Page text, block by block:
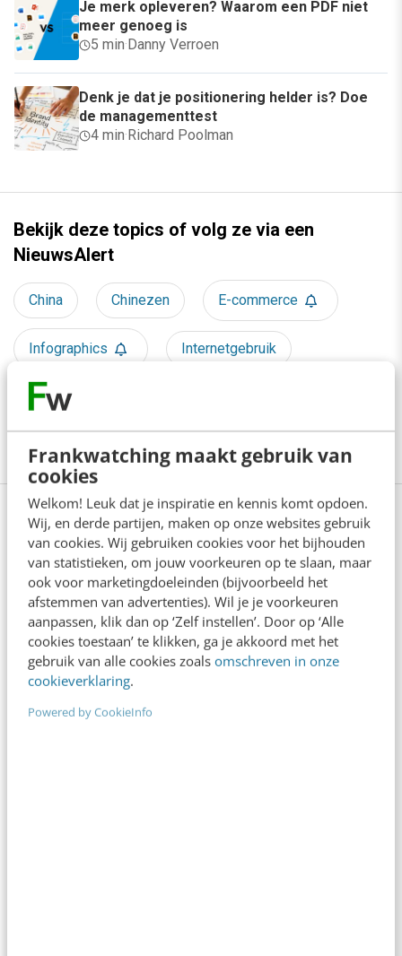
Frankwatching maakt gebruik van
cookies
Welkom! Leuk dat je inspiratie en kennis komt opdoen.
Wij, en derde partijen, maken op onze websites gebruik
van cookies. Wij gebruiken cookies voor het bijhouden
van statistieken, om jouw voorkeuren op te slaan, maar
ook voor marketingdoeleinden (bijvoorbeeld het
afstemmen van advertenties). Wil je je voorkeuren
aanpassen, klik dan op ‘Zelf instellen’. Door op ‘Alle
cookies toestaan’ te klikken, ga je akkoord met het
gebruik van alle cookies zoals omschreven in onze
cookieverklaring.
Powered by CookieInfo
Je merk opleveren? Waarom een PDF niet
meer genoeg is
5 min· Danny Verroen
Denk je dat je positionering helder is? Doe
de managementtest
4 min· Richard Poolman
Bekijk deze topics of volg ze via een
NieuwsAlert
China Chinezen E-commerce
Infographics Internetgebruik
Marketing technology
Online marketing
Lees 1 reactie! Delen
Over de auteur
Marco Dekkers
Marco Dekkers is een innovatieve